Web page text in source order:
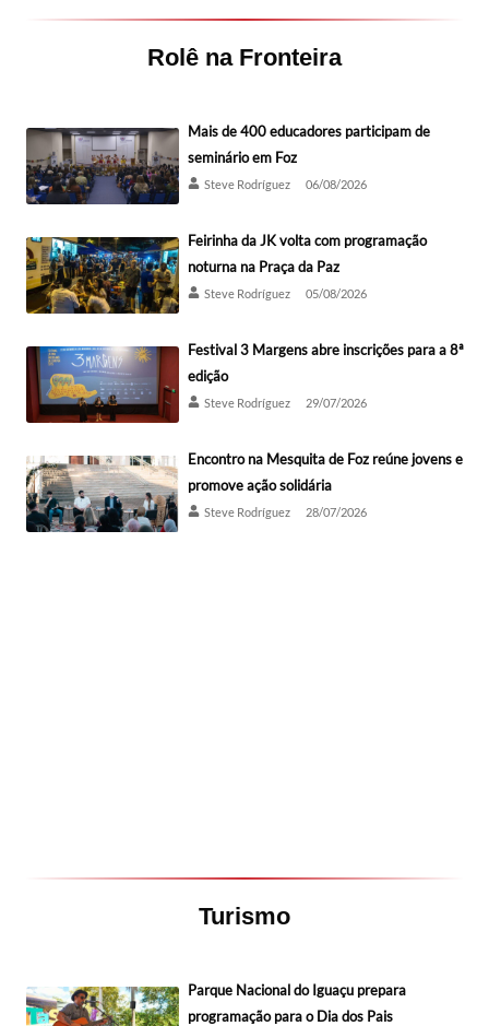
Rolê na Fronteira
Mais de 400 educadores participam de
seminário em Foz
Steve Rodríguez 06/08/2026
Feirinha da JK volta com programação
noturna na Praça da Paz
Steve Rodríguez 05/08/2026
Festival 3 Margens abre inscrições para a 8ª
edição
Steve Rodríguez 29/07/2026
Encontro na Mesquita de Foz reúne jovens e
promove ação solidária
Steve Rodríguez 28/07/2026
Turismo
Parque Nacional do Iguaçu prepara
programação para o Dia dos Pais